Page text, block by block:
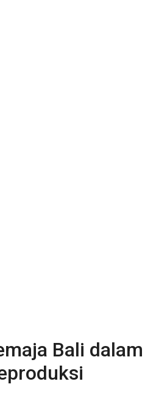
Bali dalam